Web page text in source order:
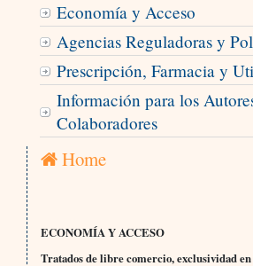
Economía y Acceso
Agencias Reguladoras y
Prescripción, Farmacia y
Información para los
Colaboradores
Home
ECONOMÍA Y ACCESO
Tratados de libre comercio, exclusividad